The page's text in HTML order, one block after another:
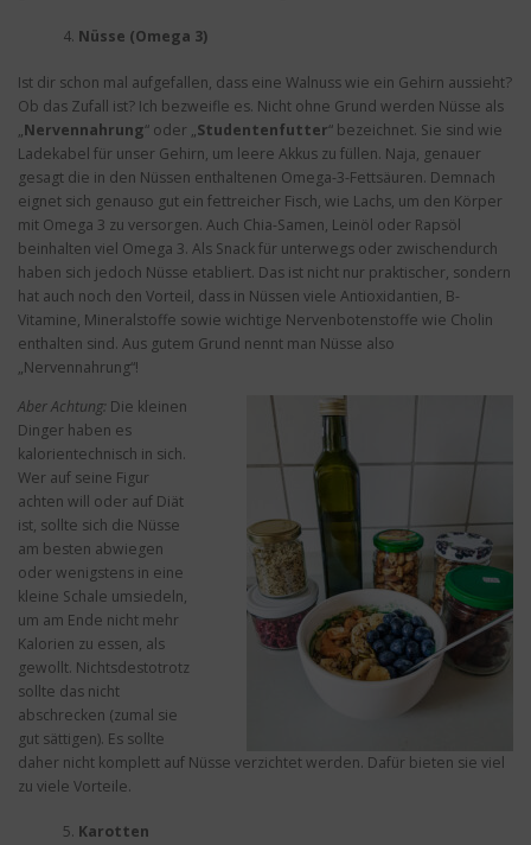
Nüsse (Omega 3)
Ist dir schon mal aufgefallen, dass eine Walnuss wie ein Gehirn aussieht?
Ob das Zufall ist? Ich bezweifle es. Nicht ohne Grund werden Nüsse als
„Nervennahrung“ oder „Studentenfutter“ bezeichnet. Sie sind wie
Ladekabel für unser Gehirn, um leere Akkus zu füllen. Naja, genauer
gesagt die in den Nüssen enthaltenen Omega-3-Fettsäuren. Demnach
eignet sich genauso gut ein fettreicher Fisch, wie Lachs, um den Körper
mit Omega 3 zu versorgen. Auch Chia-Samen, Leinöl oder Rapsöl
beinhalten viel Omega 3. Als Snack für unterwegs oder zwischendurch
haben sich jedoch Nüsse etabliert. Das ist nicht nur praktischer, sondern
hat auch noch den Vorteil, dass in Nüssen viele Antioxidantien, B-
Vitamine, Mineralstoffe sowie wichtige Nervenbotenstoffe wie Cholin
enthalten sind. Aus gutem Grund nennt man Nüsse also
„Nervennahrung“!
Aber Achtung: Die kleinen
Dinger haben es
kalorientechnisch in sich.
Wer auf seine Figur
achten will oder auf Diät
ist, sollte sich die Nüsse
am besten abwiegen
oder wenigstens in eine
kleine Schale umsiedeln,
um am Ende nicht mehr
Kalorien zu essen, als
gewollt. Nichtsdestotrotz
sollte das nicht
abschrecken (zumal sie
gut sättigen). Es sollte
daher nicht komplett auf Nüsse verzichtet werden. Dafür bieten sie viel
zu viele Vorteile.
Karotten